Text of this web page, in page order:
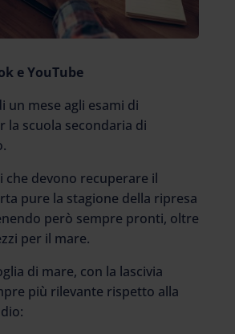
e YouTube
un mese agli esami di
la scuola secondaria di
che devono recuperare il
pure la stagione della ripresa
però sempre pronti, oltre
per il mare.
di mare, con la lascivia
più rilevante rispetto alla